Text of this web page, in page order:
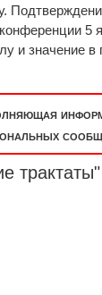
5
и значение
трактаты"